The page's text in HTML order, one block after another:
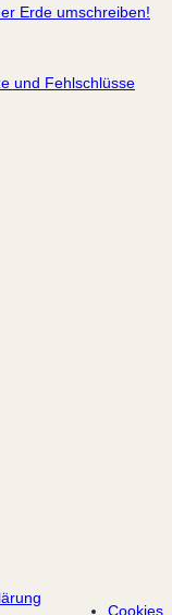
Erde umschreiben!
und Fehlschlüsse
Cookies